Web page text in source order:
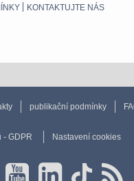
KONTAKTUJTE NÁS
publikační podmínky
- GDPR Nastavení cookies